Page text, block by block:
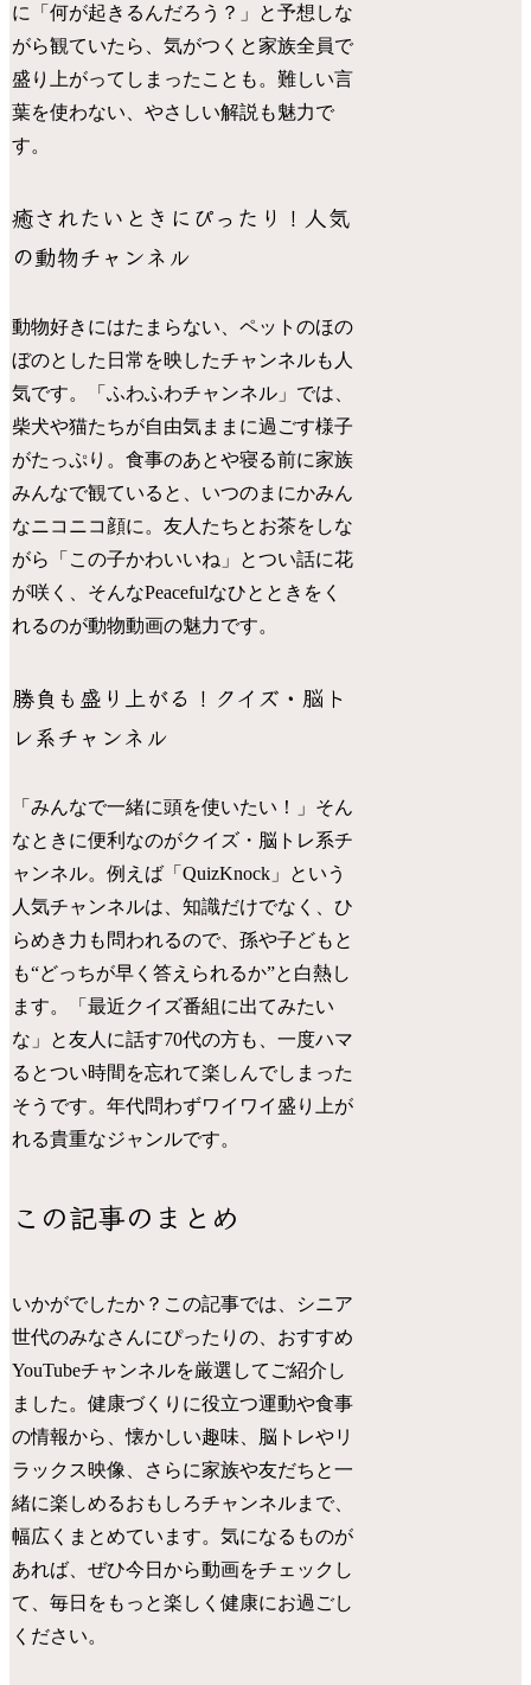
に「何が起きるんだろう？」と予想しな
がら観ていたら、気がつくと家族全員で
盛り上がってしまったことも。難しい言
葉を使わない、やさしい解説も魅力で
す。
癒されたいときにぴったり！人気
の動物チャンネル
動物好きにはたまらない、ペットのほの
ぼのとした日常を映したチャンネルも人
気です。「ふわふわチャンネル」では、
柴犬や猫たちが自由気ままに過ごす様子
がたっぷり。食事のあとや寝る前に家族
みんなで観ていると、いつのまにかみん
なニコニコ顔に。友人たちとお茶をしな
がら「この子かわいいね」とつい話に花
が咲く、そんなPeacefulなひとときをく
れるのが動物動画の魅力です。
勝負も盛り上がる！クイズ・脳ト
レ系チャンネル
「みんなで一緒に頭を使いたい！」そん
なときに便利なのがクイズ・脳トレ系チ
ャンネル。例えば「QuizKnock」という
人気チャンネルは、知識だけでなく、ひ
らめき力も問われるので、孫や子どもと
も“どっちが早く答えられるか”と白熱し
ます。「最近クイズ番組に出てみたい
な」と友人に話す70代の方も、一度ハマ
るとつい時間を忘れて楽しんでしまった
そうです。年代問わずワイワイ盛り上が
れる貴重なジャンルです。
この記事のまとめ
いかがでしたか？この記事では、シニア
世代のみなさんにぴったりの、おすすめ
YouTubeチャンネルを厳選してご紹介し
ました。健康づくりに役立つ運動や食事
の情報から、懐かしい趣味、脳トレやリ
ラックス映像、さらに家族や友だちと一
緒に楽しめるおもしろチャンネルまで、
幅広くまとめています。気になるものが
あれば、ぜひ今日から動画をチェックし
て、毎日をもっと楽しく健康にお過ごし
ください。